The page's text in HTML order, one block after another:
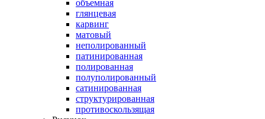
объемная
глянцевая
карвинг
матовый
неполированный
патинированная
полированная
полуполированный
сатинированная
структурированная
противоскользящая